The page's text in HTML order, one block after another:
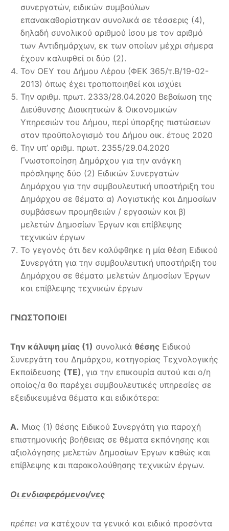
συνεργατών, ειδικών συμβούλων
επανακαθορίστηκαν συνολικά σε τέσσερις (4),
δηλαδή συνολικού αριθμού ίσου με τον αριθμό
των Αντιδημάρχων, εκ των οποίων μέχρι σήμερα
έχουν καλυφθεί οι δύο (2).
Τον ΟΕΥ του Δήμου Λέρου (ΦΕΚ 365/τ.Β/19-02-
2013) όπως έχει τροποποιηθεί και ισχύει
Την αριθμ. πρωτ. 2333/28.04.2020 Βεβαίωση της
Διεύθυνσης Διοικητικών & Οικονομικών
Υπηρεσιών του Δήμου, περί ύπαρξης πιστώσεων
στον προϋπολογισμό του Δήμου οικ. έτους 2020
Την υπ’ αριθμ. πρωτ. 2355/29.04.2020
Γνωστοποίηση Δημάρχου για την ανάγκη
πρόσληψης δύο (2) Ειδικών Συνεργατών
Δημάρχου για την συμβουλευτική υποστήριξη του
Δημάρχου σε θέματα α) Λογιστικής και Δημοσίων
συμβάσεων προμηθειών / εργασιών και β)
μελετών Δημοσίων Έργων και επίβλεψης
τεχνικών έργων
Το γεγονός ότι δεν καλύφθηκε η μία θέση Ειδικού
Συνεργάτη για την συμβουλευτική υποστήριξη του
Δημάρχου σε θέματα μελετών Δημοσίων Έργων
και επίβλεψης τεχνικών έργων
ΓΝΩΣΤΟΠΟΙΕΙ
Την κάλυψη μίας (1) συνολικά θέσης Ειδικού
Συνεργάτη του Δημάρχου, κατηγορίας Τεχνολογικής
Εκπαίδευσης (ΤΕ), για την επικουρία αυτού και ο/η
οποίος/α θα παρέχει συμβουλευτικές υπηρεσίες σε
εξειδικευμένα θέματα και ειδικότερα:
Α. Μιας (1) θέσης Ειδικού Συνεργάτη για παροχή
επιστημονικής βοήθειας σε θέματα εκπόνησης και
αξιολόγησης μελετών Δημοσίων Έργων καθώς και
επίβλεψης και παρακολούθησης τεχνικών έργων.
Οι ενδιαφερόμενοι/νες
πρέπει να κατέχουν τα γενικά και ειδικά προσόντα